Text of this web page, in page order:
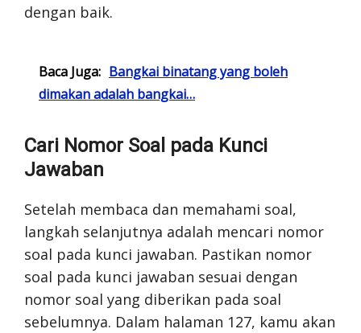
dengan baik.
Baca Juga: Bangkai binatang yang boleh
dimakan adalah bangkai…
Cari Nomor Soal pada Kunci
Jawaban
Setelah membaca dan memahami soal,
langkah selanjutnya adalah mencari nomor
soal pada kunci jawaban. Pastikan nomor
soal pada kunci jawaban sesuai dengan
nomor soal yang diberikan pada soal
sebelumnya. Dalam halaman 127, kamu akan